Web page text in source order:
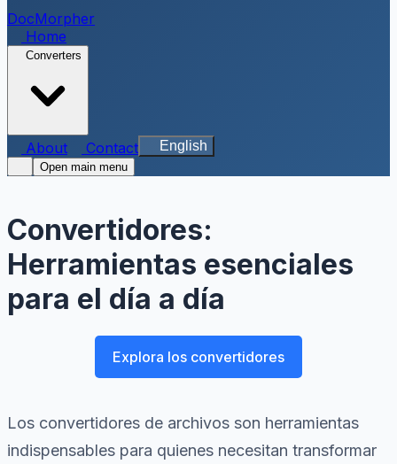
DocMorpher
Home
Converters
About Contact English
Open main menu
Convertidores:
Herramientas esenciales
para el día a día
Explora los convertidores
Los convertidores de archivos son herramientas
indispensables para quienes necesitan transformar